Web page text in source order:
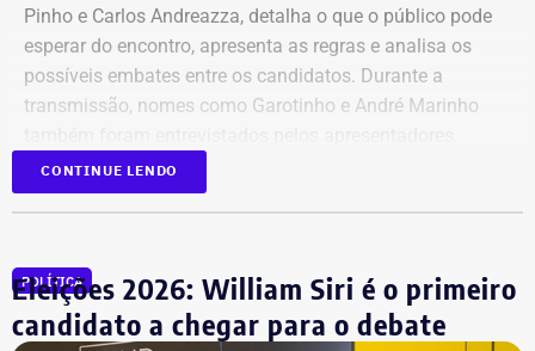
Pinho e Carlos Andreazza, detalha o que o público pode
esperar do encontro, apresenta as regras e analisa os
possíveis embates entre os candidatos. Durante a
transmissão, nomes como Garotinho e André Marinho
Acompanhe a cobertura especial pelo YouTube e
CONTINUE LENDO
POLÍTICA
Eleições 2026: William Siri é o primeiro
candidato a chegar para o debate